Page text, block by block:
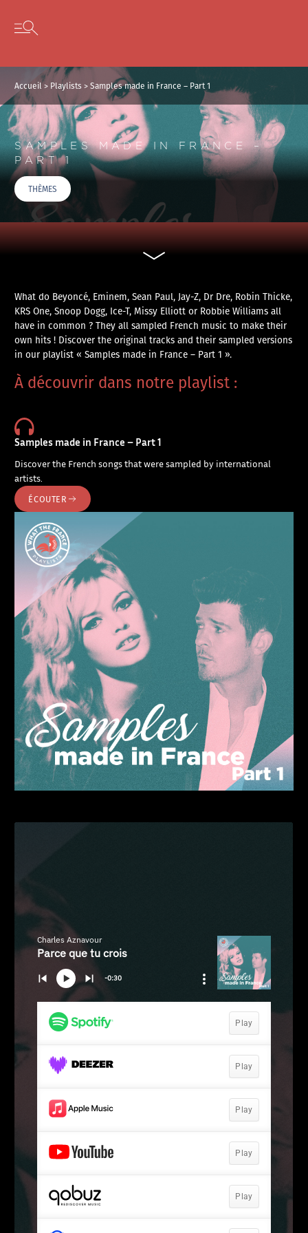
Skip to content
Open secondary menu
Accueil> Playlists >Samples made in France – Part 1
SAMPLES MADE IN FRANCE –
PART 1
THÈMES
What do Beyoncé, Eminem, Sean Paul, Jay-Z, Dr Dre, Robin Thicke,
KRS One, Snoop Dogg, Ice-T, Missy Elliott or Robbie Williams all
have in common ? They all sampled French music to make their
own hits ! Discover the original tracks and their sampled versions
in our playlist « Samples made in France – Part 1 ».
À découvrir dans notre playlist :
Samples made in France – Part 1
Discover the French songs that were sampled by international
artists.
ÉCOUTER